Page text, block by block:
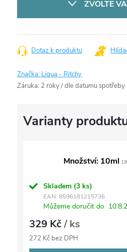
ZVOLTE
Dotaz k produktu
Značka: Liqua - Ritchy
Záruka: 2 roky / dle datumu spotřeby
Množství: 10ml
Skladem (3 ks)
EAN: 8596181215736
Můžeme doručit do
329 Kč/ ks
272 Kč bez DPH